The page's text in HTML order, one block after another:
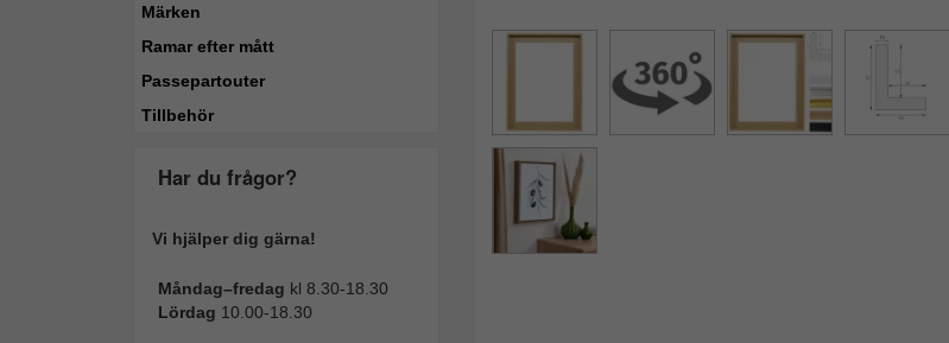
Märken
Ramar efter mått
Passepartouter
Tillbehör
Har du frågor?
Vi hjälper dig gärna!
Måndag–fredag kl 8.30-18.30
Lördag 10.00-18.30